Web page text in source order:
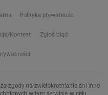
Polityka prywatności
Kontent Zgłoś błąd
zgody na zwielokrotnianie ani inne
w tym serwisie, w celu